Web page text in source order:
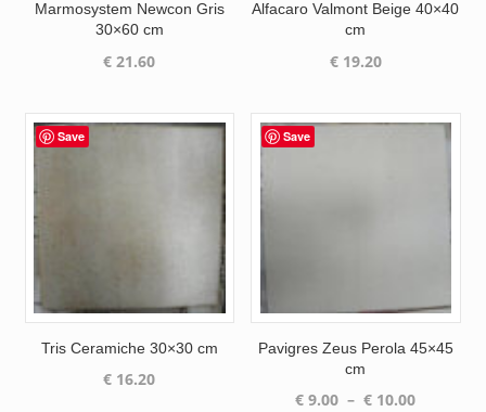
Marmosystem Newcon Gris
30×60 cm
€ 21.60
Alfacaro Valmont Beige 40×40
cm
€19.20
Save
Tris Ceramiche 30×30 cm
€ 16.20
Save
Pavigres Zeus Perola 45×45
cm
€ 9.00 – € 10.00Plage